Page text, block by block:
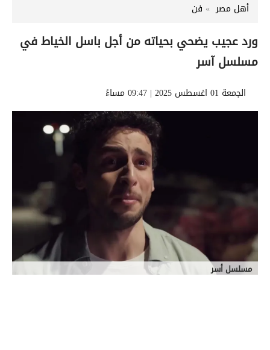
أهل مصر فن
ورد عجيب يضحي بحياته من أجل باسل الخياط في
مسلسل آسر
الجمعة 01 اغسطس 2025 | 09:47 مساءً
مسلسل أسر